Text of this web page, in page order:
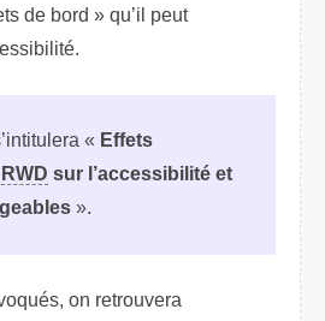
de bord » qu’il peut
« Effets
RWD sur l’accessibilité et
».
on retrouvera